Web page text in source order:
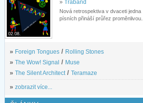
02.08.
» Traband
Nová retrospektiva v dvaceti jedna
písních přináší průřez proměnlivou...
» Foreign Tongues / Rolling Stones
» The Wow! Signal / Muse
» The Silent Architect/ Teramaze
» zobrazit více...